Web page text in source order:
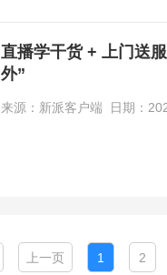
直播学干货 + 上门送
外”
来源：新派客户端 日期：
上一页 1 2